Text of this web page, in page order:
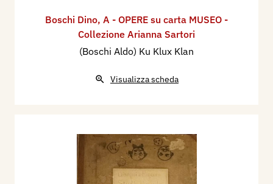
Boschi Dino, A - OPERE su carta MUSEO -
Collezione Arianna Sartori
(Boschi Aldo) Ku Klux Klan
Visualizza scheda